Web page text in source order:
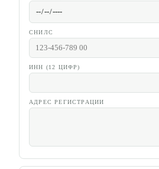
СНИЛС
ИНН (12 ЦИФР)
АДРЕС РЕГИСТРАЦИИ